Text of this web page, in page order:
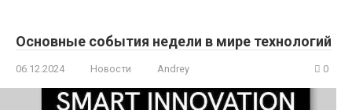
Основные события недели в мире технологий
06.12.2024 Новости Andrey 0